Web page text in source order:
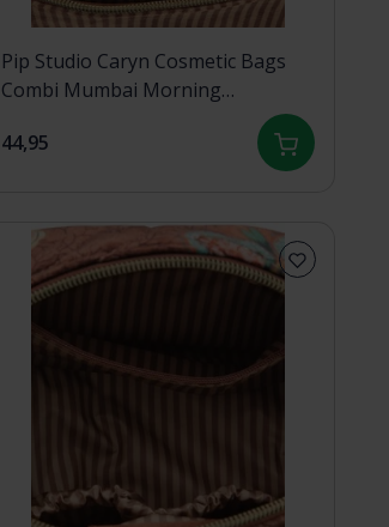
Pip Studio Caryn Cosmetic Bags
Combi Mumbai Morning
Brown26x7.5x18cm/22x1x13cm
44,95